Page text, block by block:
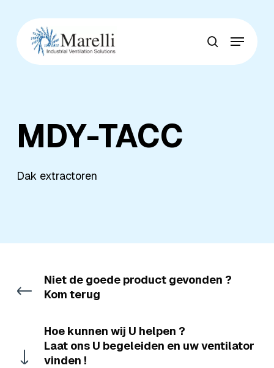
main
content
search
Menu
MDY-TACC
Dak extractoren
Niet de goede product gevonden ?
Kom terug
Hoe kunnen wij U helpen ?
Laat ons U begeleiden en uw ventilator
vinden !
Close
Menu